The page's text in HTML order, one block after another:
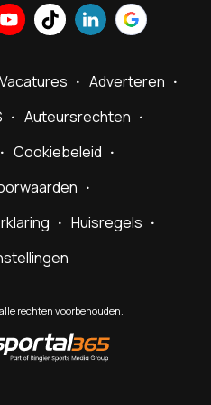
Vacatures
Adverteren
Auteursrechten
Cookiebeleid
Huisregels
alle rechten voorbehouden.
by
Sportal365